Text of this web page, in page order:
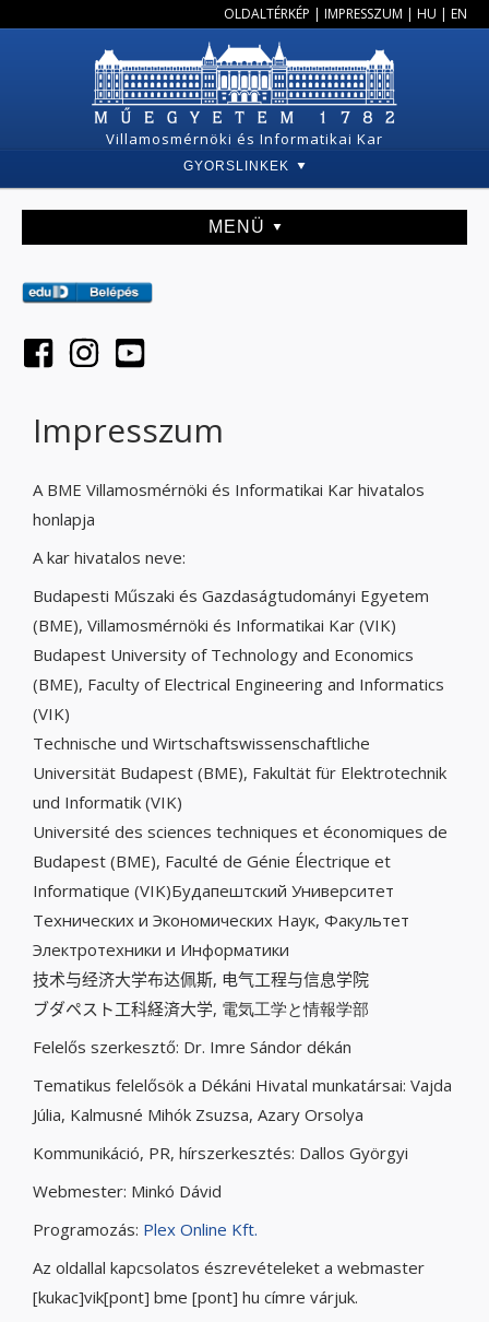
OLDALTÉRKÉP | IMPRESSZUM | HU | EN
Villamosmérnöki és Informatikai Kar
GYORSLINKEK
MENÜ
Impresszum
A BME Villamosmérnöki és Informatikai Kar hivatalos
honlapja
A kar hivatalos neve:
Budapesti Műszaki és Gazdaságtudományi Egyetem
(BME), Villamosmérnöki és Informatikai Kar (VIK)
Budapest University of Technology and Economics
(BME), Faculty of Electrical Engineering and Informatics
(VIK)
Technische und Wirtschaftswissenschaftliche
Universität Budapest (BME), Fakultät für Elektrotechnik
und Informatik (VIK)
Université des sciences techniques et économiques de
Budapest (BME), Faculté de Génie Électrique et
Informatique (VIK)Будапештский Университет
Технических и Экономических Наук, Факультет
Электротехники и Информатики
技术与经济大学布达佩斯, 电气工程与信息学院
ブダペスト工科経済大学, 電気工学と情報学部
Felelős szerkesztő: Dr. Imre Sándor dékán
Tematikus felelősök a Dékáni Hivatal munkatársai: Vajda
Júlia, Kalmusné Mihók Zsuzsa, Azary Orsolya
Kommunikáció, PR, hírszerkesztés: Dallos Györgyi
Webmester: Minkó Dávid
Programozás: Plex Online Kft.
Az oldallal kapcsolatos észrevételeket a webmaster
[kukac]vik[pont] bme [pont] hu címre várjuk.